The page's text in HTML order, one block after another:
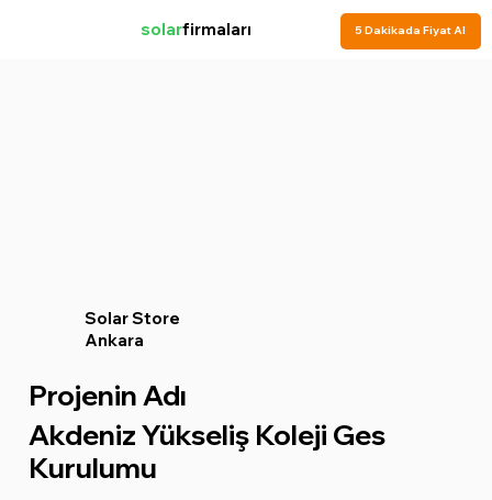
solarfirmaları 5 Dakikada Fiyat Al
Solar Store
Ankara
Projenin Adı
Akdeniz Yükseliş Koleji Ges
Kurulumu